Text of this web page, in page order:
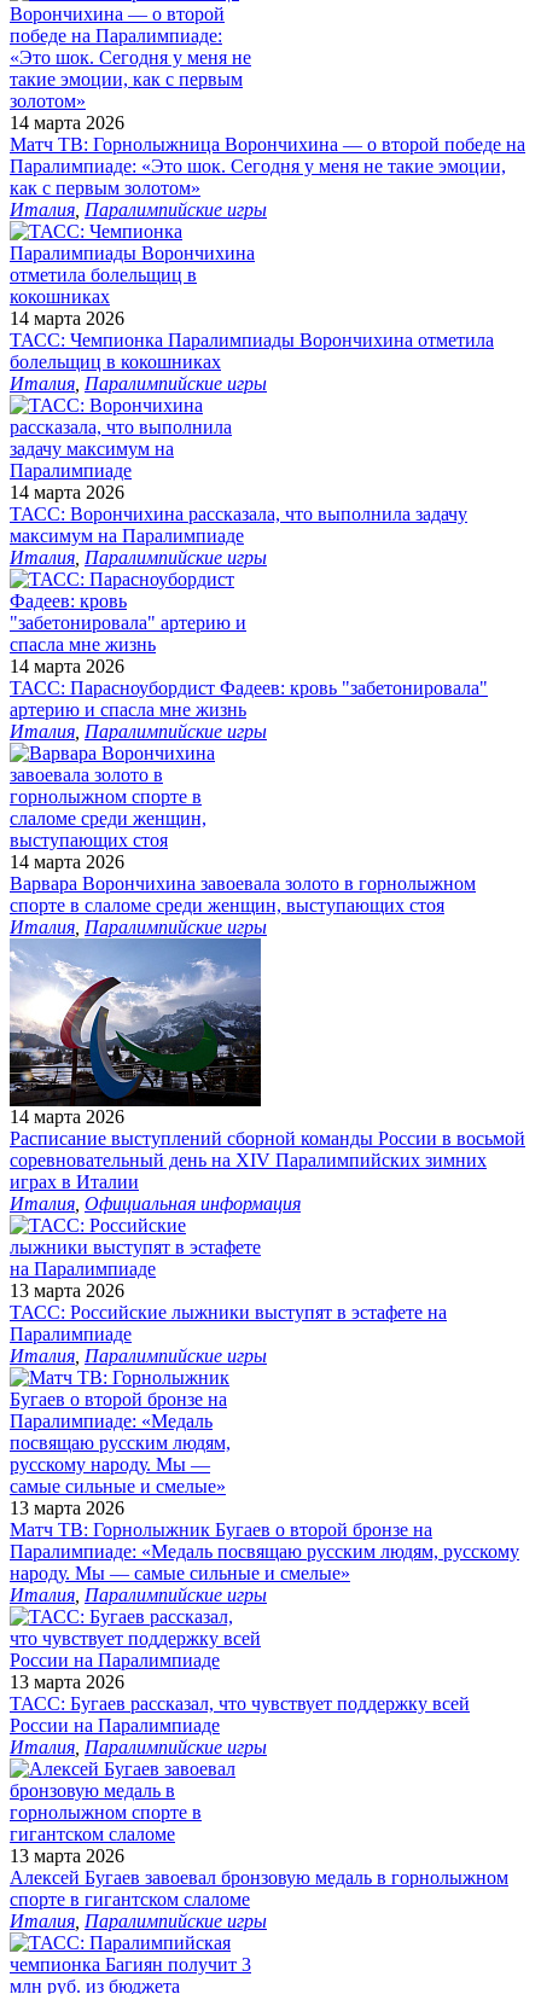
14 марта 2026
Матч ТВ: Горнолыжница Ворончихина — о второй победе на
Паралимпиаде: «Это шок. Сегодня у меня не такие эмоции,
как с первым золотом»
Италия Паралимпийские игры
14 марта 2026
ТАСС: Чемпионка Паралимпиады Ворончихина отметила
болельщиц в кокошниках
Италия Паралимпийские игры
14 марта 2026
ТАСС: Ворончихина рассказала, что выполнила задачу
максимум на Паралимпиаде
Италия Паралимпийские игры
14 марта 2026
ТАСС: Парасноубордист Фадеев: кровь "забетонировала"
артерию и спасла мне жизнь
Италия Паралимпийские игры
14 марта 2026
Варвара Ворончихина завоевала золото в горнолыжном
спорте в слаломе среди женщин, выступающих стоя
Италия Паралимпийские игры
14 марта 2026
Расписание выступлений сборной команды России в восьмой
соревновательный день на XIV Паралимпийских зимних
играх в Италии
Италия Официальная информация
13 марта 2026
ТАСС: Российские лыжники выступят в эстафете на
Паралимпиаде
Италия Паралимпийские игры
13 марта 2026
Матч ТВ: Горнолыжник Бугаев о второй бронзе на
Паралимпиаде: «Медаль посвящаю русским людям, русскому
народу. Мы — самые сильные и смелые»
Италия Паралимпийские игры
13 марта 2026
ТАСС: Бугаев рассказал, что чувствует поддержку всей
России на Паралимпиаде
Италия Паралимпийские игры
13 марта 2026
Алексей Бугаев завоевал бронзовую медаль в горнолыжном
спорте в гигантском слаломе
Италия Паралимпийские игры